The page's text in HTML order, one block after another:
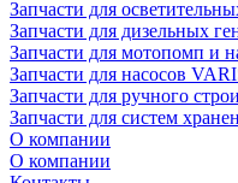
Запчасти для
Запчасти для дизельных
Запчасти для мотопомп и
Запчасти для насосов
Запчасти для ручного
Запчасти для систем
О компании
О компании